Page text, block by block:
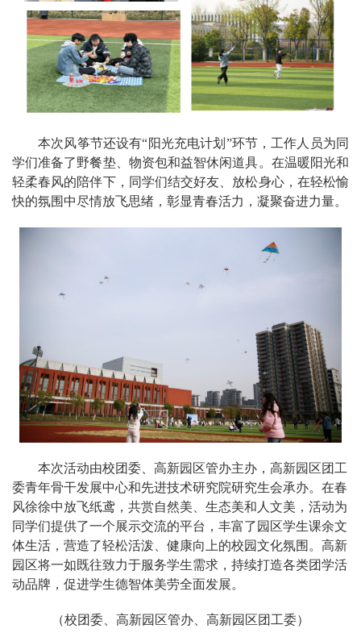
本次风筝节还设有“阳光充电计划”环节，工作人员为同
学们准备了野餐垫、物资包和益智休闲道具。在温暖阳光和
轻柔春风的陪伴下，同学们结交好友、放松身心，在轻松愉
快的氛围中尽情放飞思绪，彰显青春活力，凝聚奋进力量。
本次活动由校团委、高新园区管办主办，高新园区团工
委青年骨干发展中心和先进技术研究院研究生会承办。在春
风徐徐中放飞纸鸢，共赏自然美、生态美和人文美，活动为
同学们提供了一个展示交流的平台，丰富了园区学生课余文
体生活，营造了轻松活泼、健康向上的校园文化氛围。高新
园区将一如既往致力于服务学生需求，持续打造各类团学活
动品牌，促进学生德智体美劳全面发展。
（校团委、高新园区管办、高新园区团工委）